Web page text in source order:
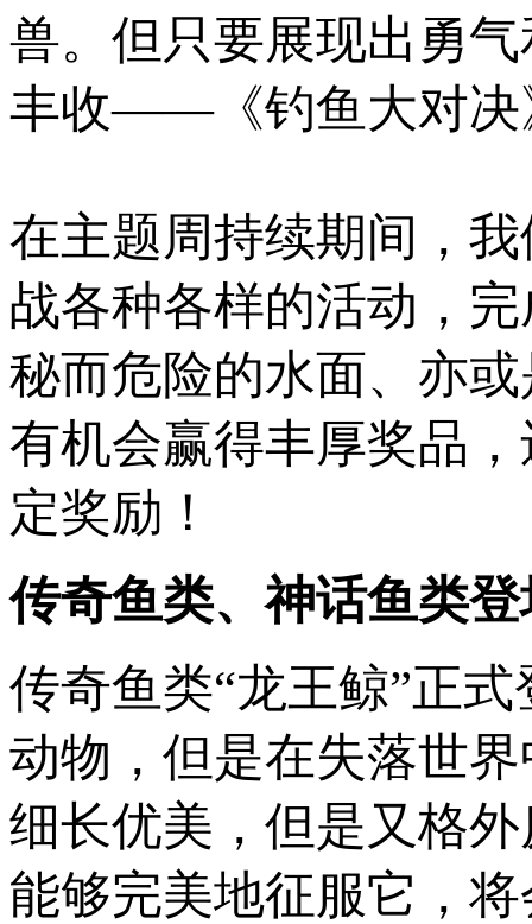
兽。但只要展现出勇
丰收——《钓鱼大对决
在主题周持续期间，
战各种各样的活动，
秘而危险的水面、亦
有机会赢得丰厚奖品
定奖励！
传奇鱼类、神话鱼类登
传奇鱼类“龙王鲸”正
动物，但是在失落世
细长优美，但是又格
能够完美地征服它，